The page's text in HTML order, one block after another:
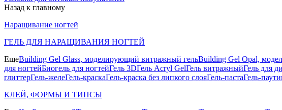
Назад к главному
Наращивание ногтей
ГЕЛЬ ДЛЯ НАРАЩИВАНИЯ НОГТЕЙ
ЕщеBuilding Gel Glass, моделирующий витражный гельBuilding Gel Opal,
для ногтейБиогель для ногтейГель 3DГель Acryl GelГель витражныйГель для
глиттерГель-желеГель-краскаГель-краска без липкого слояГель-пастаГель-
КЛЕЙ, ФОРМЫ И ТИПСЫ